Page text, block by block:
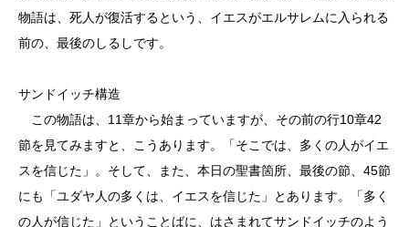
物語は、死人が復活するという、イエスがエルサレムに入られる
前の、最後のしるしです。
サンドイッチ構造
この物語は、11章から始まっていますが、その前の行10章42
節を見てみますと、こうあります。「そこでは、多くの人がイエ
スを信じた」。そして、また、本日の聖書箇所、最後の節、45節
にも「ユダヤ人の多くは、イエスを信じた」とあります。「多く
の人が信じた」ということばに、はさまれてサンドイッチのよう